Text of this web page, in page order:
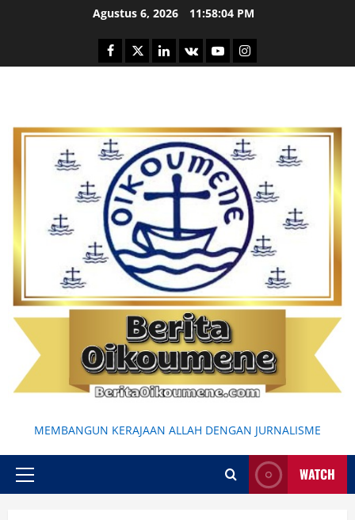
Agustus 6, 2026 11:58:05 PM
Facebook
TwitterLinkedin
VK YoutubeInstagram
MEMBANGUN KERAJAAN ALLAH DENGAN JURNALISME
Primary
WATCH